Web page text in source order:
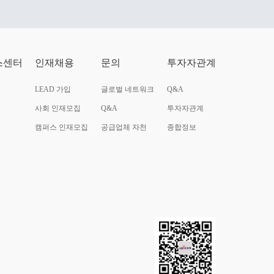
센터 인재채용
LEAD 가입
사회 인재모집
캠퍼스 인재모집
문의
글로벌 네트워크
Q&A
공급업체 자천
투자자관계
Q&A
투자자관계
종합정보